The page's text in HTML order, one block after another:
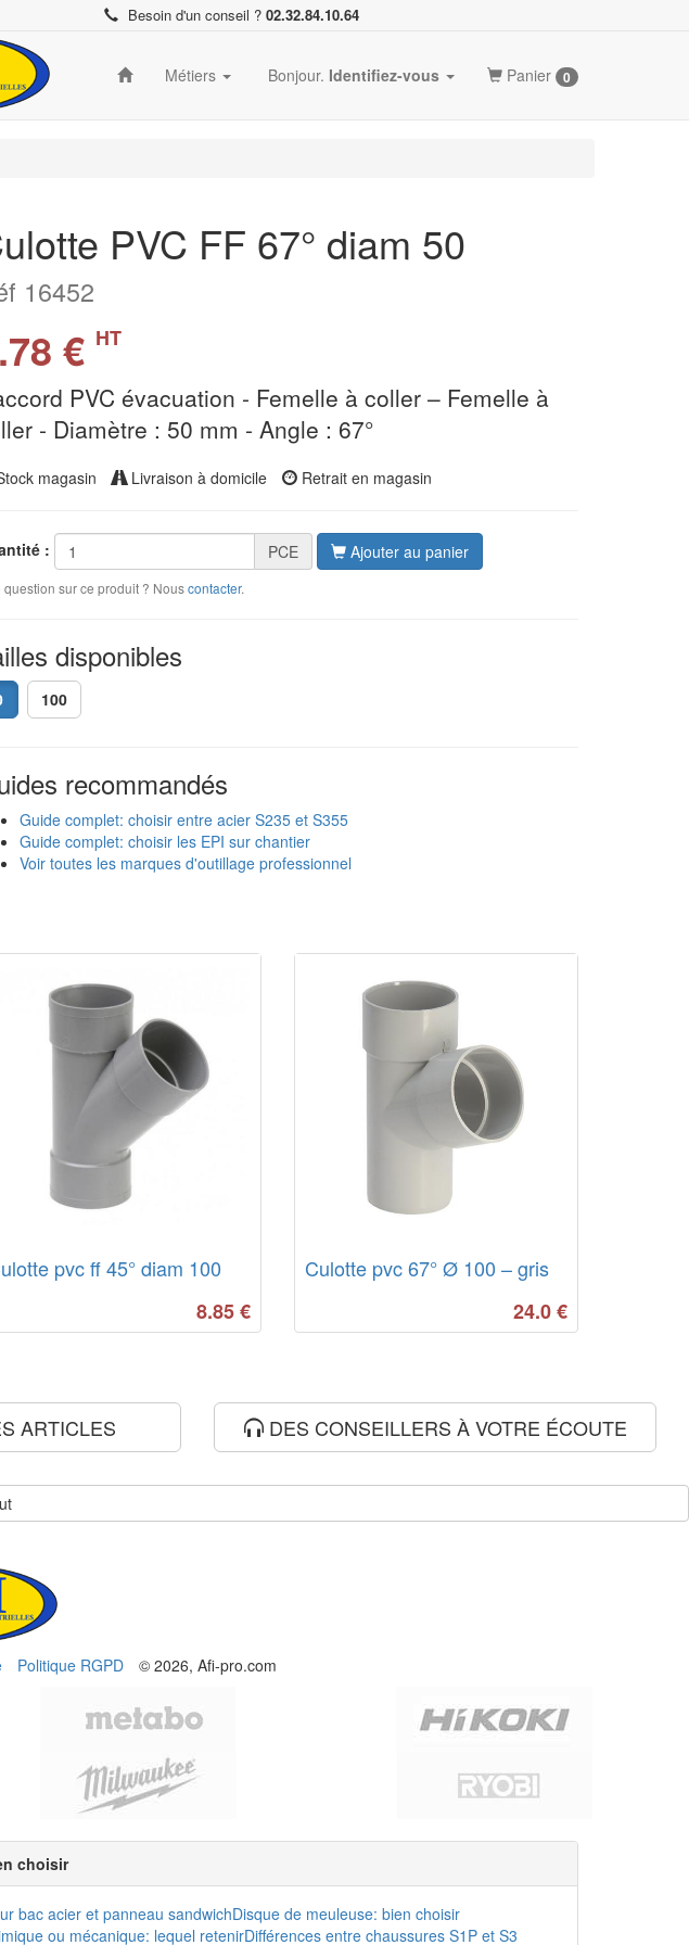
Besoin d'un conseil ? 02.32.84.10.64
Métiers Bonjour. Identifiez-vous Panier 0
PVC FF 67° diam 50
16452
€ HT
PVC évacuation - Femelle à coller – Femelle à
- Diamètre : 50 mm - Angle : 67°
magasin Livraison à domicile Retrait en magasin
: PCE Ajouter au panier
question sur ce produit ? Nouscontacter.
disponibles
100
recommandés
Guide complet: choisir entre acier S235 et S355
Guide complet: choisir les EPI sur chantier
Voir toutes les marques d'outillage professionnel
pvc ff 45° diam 100
8.85 €
Culotte pvc 67° Ø 100 – gris
24.0€
ARTICLES DES CONSEILLERS À VOTRE ÉCOUTE
Politique RGPD © 2026, Afi-pro.com
choisir
bac acier et panneau sandwichDisque de meuleuse: bien choisir
ou mécanique: lequel retenirDifférences entre chaussures S1P et S3